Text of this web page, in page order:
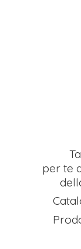
per te